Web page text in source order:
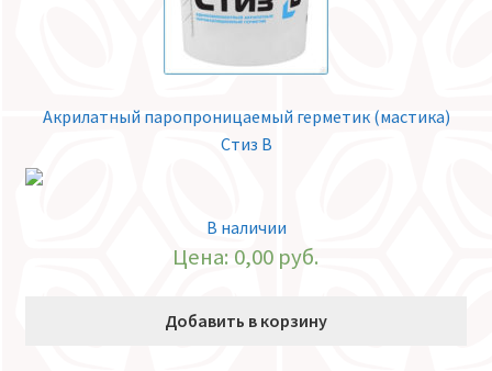
Акрилатный паропроницаемый герметик (мастика)
Стиз В
В наличии
Цена: 0,00 руб.
Добавить в корзину